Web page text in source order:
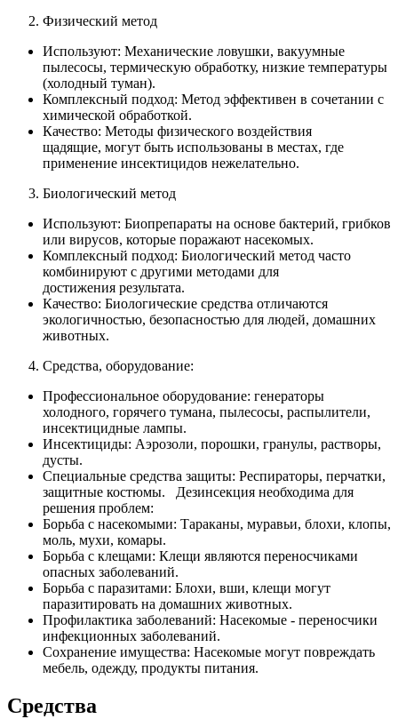
Физический метод
Используют: Механические ловушки, вакуумные
пылесосы, термическую обработку, низкие температуры
(холодный туман).
Комплексный подход: Метод эффективен в сочетании с
химической обработкой.
Качество: Методы физического воздействия
щадящие, могут быть использованы в местах, где
применение инсектицидов нежелательно.
Биологический метод
Используют: Биопрепараты на основе бактерий, грибков
или вирусов, которые поражают насекомых.
Комплексный подход: Биологический метод часто
комбинируют с другими методами для
достижения результата.
Качество: Биологические средства отличаются
экологичностью, безопасностью для людей, домашних
животных.
Средства, оборудование:
Профессиональное оборудование: генераторы
холодного, горячего тумана, пылесосы, распылители,
инсектицидные лампы.
Инсектициды: Аэрозоли, порошки, гранулы, растворы,
дусты.
Специальные средства защиты: Респираторы, перчатки,
защитные костюмы. Дезинсекция необходима для
решения проблем:
Борьба с насекомыми: Тараканы, муравьи, блохи, клопы,
моль, мухи, комары.
Борьба с клещами: Клещи являются переносчиками
опасных заболеваний.
Борьба с паразитами: Блохи, вши, клещи могут
паразитировать на домашних животных.
Профилактика заболеваний: Насекомые - переносчики
инфекционных заболеваний.
Сохранение имущества: Насекомые могут повреждать
мебель, одежду, продукты питания.
Средства